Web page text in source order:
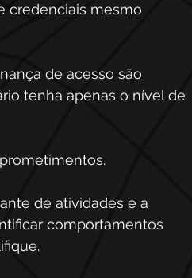
credenciais mesmo
de acesso são
tenha apenas o nível de
de atividades e a
comportamentos